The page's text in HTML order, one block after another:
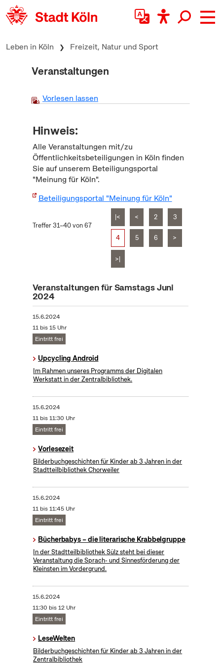
zum Inhalt springen
Leben in Köln Freizeit, Natur und Sport
Veranstaltungen
Vorlesen lassen
Hinweis:
Alle Veranstaltungen mit/zu
Öffentlichkeitsbeteiligungen in Köln finden
Sie auf unserem Beteiligungsportal
"Meinung für Köln".
Beteiligungsportal "Meinung für Köln"
Treffer 31–40 von 67
|< < 2 3
4 5 6 >
>|
Veranstaltungen für Samstags Juni
2024
15.6.2024
11 bis 15 Uhr
Eintritt frei
Upcycling Android
Im Rahmen unseres Programms der Digitalen
Werkstatt in der Zentralbibliothek.
15.6.2024
11 bis 11:30 Uhr
Eintritt frei
Vorlesezeit
Bilderbuchgeschichten für Kinder ab 3 Jahren in der
Stadtteilbibliothek Chorweiler
15.6.2024
11 bis 11:45 Uhr
Eintritt frei
Bücherbabys – die literarische Krabbelgruppe
In der Stadtteilbibliothek Sülz steht bei dieser
Veranstaltung die Sprach- und Sinnesförderung der
Kleinsten im Vordergrund.
15.6.2024
11:30 bis 12 Uhr
Eintritt frei
LeseWelten
Bilderbuchgeschichten für Kinder ab 3 Jahren in der
Zentralbibliothek